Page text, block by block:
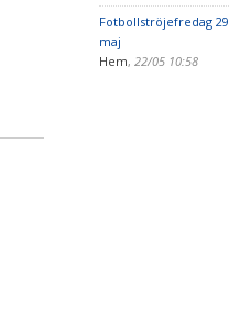
Fotbollströjefredag 29
maj
Hem, 22/05 10:58